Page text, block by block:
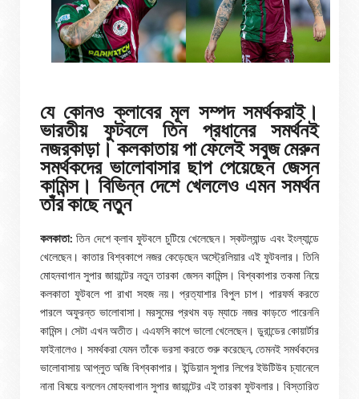
যে কোনও ক্লাবের মূল সম্পদ সমর্থকরাই।
ভারতীয় ফুটবলে তিন প্রধানের সমর্থনই
নজরকাড়া। কলকাতায় পা ফেলেই সবুজ মেরুন
সমর্থকদের ভালোবাসার ছাপ পেয়েছেন জেসন
কামিন্স। বিভিন্ন দেশে খেললেও এমন সমর্থন
তাঁর কাছে নতুন
কলকাতা: তিন দেশে ক্লাব ফুটবলে চুটিয়ে খেলেছেন। স্কটল্যান্ড এবং ইংল্যান্ডে
খেলেছেন। কাতার বিশ্বকাপে নজর কেড়েছেন অস্ট্রেলিয়ার এই ফুটবলার। তিনি
মোহনবাগান সুপার জায়ান্টের নতুন তারকা জেসন কামিন্স। বিশ্বকাপার তকমা নিয়ে
কলকাতা ফুটবলে পা রাখা সহজ নয়। প্রত্যাশার বিপুল চাপ। পারফর্ম করতে
পারলে অফুরন্ত ভালোবাসা। মরসুমের প্রথম বড় ম্যাচে নজর কাড়তে পারেননি
কামিন্স। সেটা এখন অতীত। এএফসি কাপে ভালো খেলেছেন। ডুরান্ডের কোয়ার্টার
ফাইনালেও। সমর্থকরা যেমন তাঁকে ভরসা করতে শুরু করেছেন, তেমনই সমর্থকদের
ভালোবাসায় আপ্লুত অজি বিশ্বকাপার। ইন্ডিয়ান সুপার লিগের ইউটিউব চ্যানেলে
নানা বিষয়ে বললেন মোহনবাগান সুপার জায়ান্টের এই তারকা ফুটবলার। বিস্তারিত